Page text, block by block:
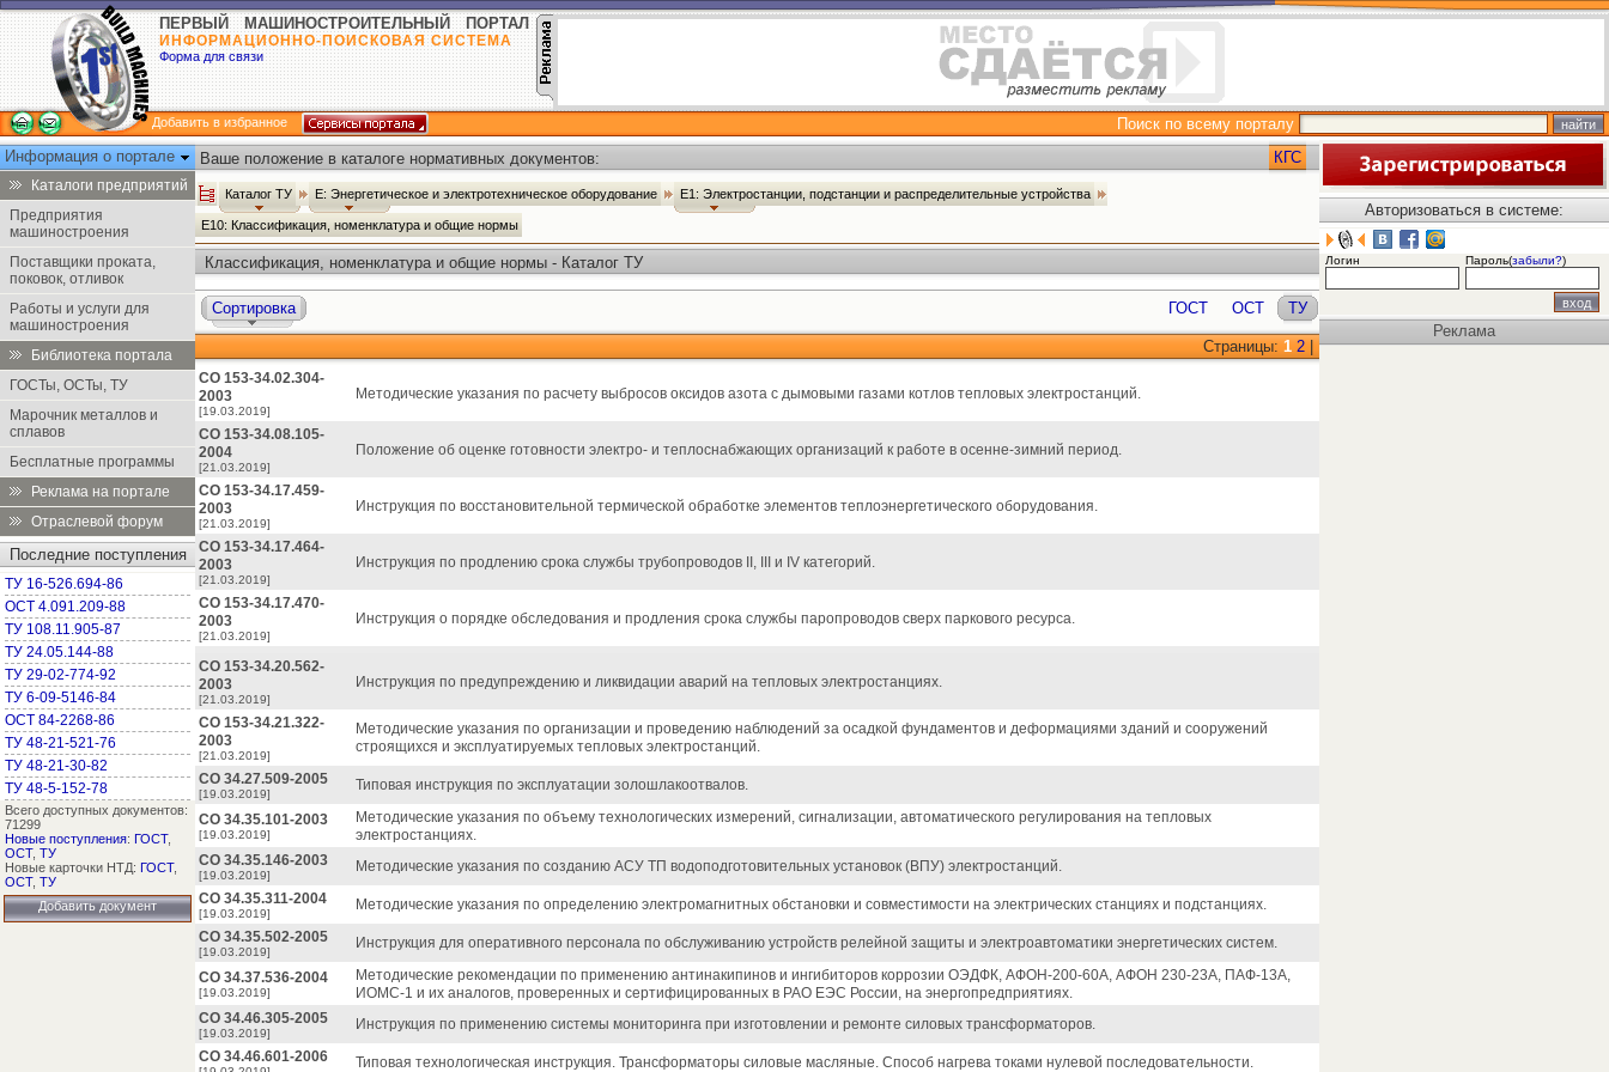
ПЕРВЫЙ МАШИНОСТРОИТЕЛЬНЫЙ ПОРТАЛ
ИНФОРМАЦИОННО-ПОИСКОВАЯ СИСТЕМА
Форма для связи
Добавить в избранное
Поиск по всему порталу
Информация о портале
Каталоги предприятий
Предприятия
машиностроения
Поставщики проката,
поковок, отливок
Работы и услуги для
машиностроения
Библиотека портала
ГОСТы, ОСТы, ТУ
Марочник металлов и
сплавов
Бесплатные программы
Реклама на портале
Отраслевой форум
Последние поступления
ТУ 16-526.694-86
ОСТ 4.091.209-88
ТУ 108.11.905-87
ТУ 24.05.144-88
ТУ 29-02-774-92
ТУ 6-09-5146-84
ОСТ 84-2268-86
ТУ 48-21-521-76
ТУ 48-21-30-82
ТУ 48-5-152-78
Всего доступных документов:
71299
Новые поступления: ГОСТ,
ОСТ, ТУ
Новые карточки НТД: ГОСТ,
ОСТ, ТУ
Добавить документ
Ваше положение в каталоге нормативных документов: КГС
Каталог ТУ Е: Энергетическое и электротехническое оборудование Е1: Электростанции, подстанции и распределительные устройства
Е10: Классификация, номенклатура и общие нормы
Классификация, номенклатура и общие нормы - Каталог ТУ
Сортировка ГОСТ ОСТ ТУ
Страницы: 1 2
СО 153-34.02.304-
2003
[19.03.2019]
Методические указания по расчету выбросов оксидов азота с дымовыми газами котлов тепловых электростанций.
СО 153-34.08.105-
2004
[21.03.2019]
Положение об оценке готовности электро- и теплоснабжающих организаций к работе в осенне-зимний период.
СО 153-34.17.459-
2003
[21.03.2019]
Инструкция по восстановительной термической обработке элементов теплоэнергетического оборудования.
СО 153-34.17.464-
2003
[21.03.2019]
Инструкция по продлению срока службы трубопроводов II, III и IV категорий.
СО 153-34.17.470-
2003
[21.03.2019]
Инструкция о порядке обследования и продления срока службы паропроводов сверх паркового ресурса.
СО 153-34.20.562-
2003
[21.03.2019]
Инструкция по предупреждению и ликвидации аварий на тепловых электростанциях.
СО 153-34.21.322-
2003
[21.03.2019]
Методические указания по организации и проведению наблюдений за осадкой фундаментов и деформациями зданий и сооружений
строящихся и эксплуатируемых тепловых электростанций.
СО 34.27.509-2005
[19.03.2019]
Типовая инструкция по эксплуатации золошлакоотвалов.
СО 34.35.101-2003
[19.03.2019]
Методические указания по объему технологических измерений, сигнализации, автоматического регулирования на тепловых
электростанциях.
СО 34.35.146-2003
[19.03.2019]
Методические указания по созданию АСУ ТП водоподготовительных установок (ВПУ) электростанций.
СО 34.35.311-2004
[19.03.2019]
Методические указания по определению электромагнитных обстановки и совместимости на электрических станциях и подстанциях.
СО 34.35.502-2005
[19.03.2019]
Инструкция для оперативного персонала по обслуживанию устройств релейной защиты и электроавтоматики энергетических систем.
СО 34.37.536-2004
[19.03.2019]
Методические рекомендации по применению антинакипинов и ингибиторов коррозии ОЭДФК, АФОН-200-60А, АФОН 230-23А, ПАФ-13А,
ИОМС-1 и их аналогов, проверенных и сертифицированных в РАО ЕЭС России, на энергопредприятиях.
СО 34.46.305-2005
[19.03.2019]
Инструкция по применению системы мониторинга при изготовлении и ремонте силовых трансформаторов.
СО 34.46.601-2006
Типовая технологическая инструкция. Трансформаторы силовые масляные. Способ нагрева токами нулевой последовательности.
Авторизоваться в системе:
Логин Пароль(забыли?)
Реклама